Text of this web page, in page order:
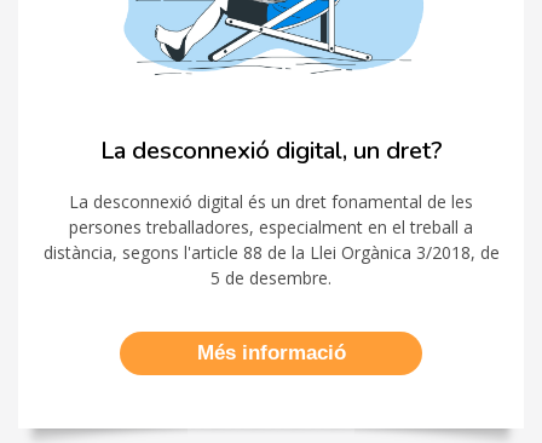
La desconnexió digital, un dret?
La desconnexió digital és un dret fonamental de les
persones treballadores, especialment en el treball a
distància, segons l'article 88 de la Llei Orgànica 3/2018, de
5 de desembre.
Més informació